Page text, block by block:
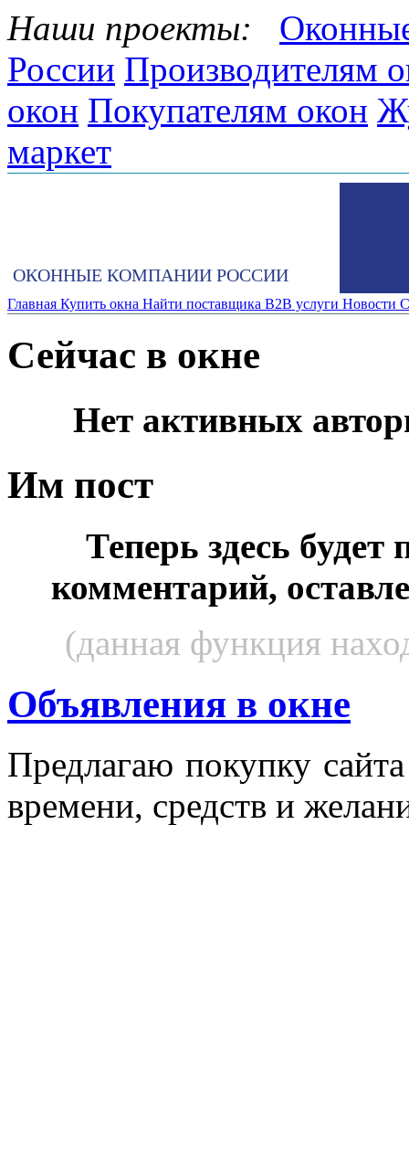
Наши проекты:
России Производителям
окон Покупателям окон
маркет
ОКОННЫЕ КОМПАНИИ РОССИИ
Главная Купить окна Найти поставщика B2B услуги Новости
Сейчас в окне
Нет активных
Им пост
Теперь здесь будет
комментарий,
(данная функция
Объявления в окне
Пред­ла­гаю по­куп­ку
вре­мени, средств и